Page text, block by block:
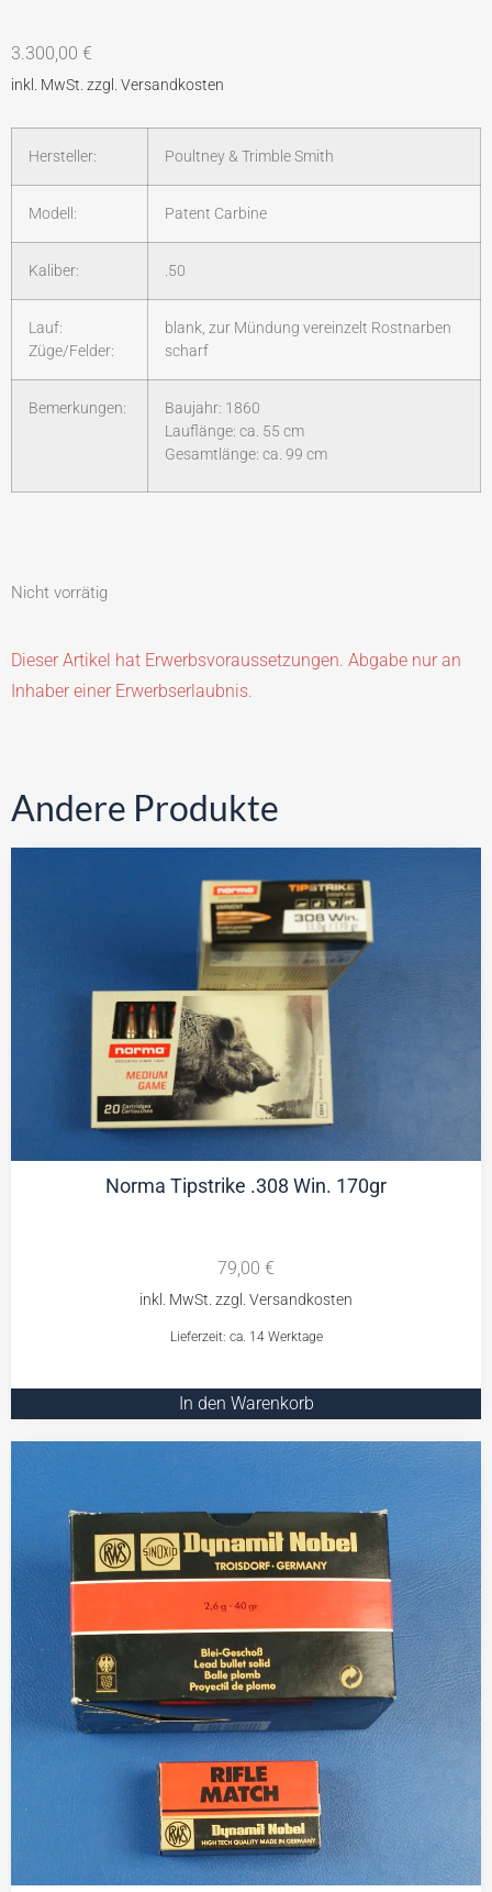
3.300,00 €
Hersteller: Poultney & Trimble Smith
Modell: Patent Carbine
Kaliber: .50
Lauf:
Züge/Felder:
blank, zur Mündung vereinzelt Rostnarben
scharf
Bemerkungen:
Baujahr: 1860
Lauflänge: ca. 55 cm
Gesamtlänge: ca. 99 cm
Nicht vorrätig
Dieser Artikel hat Erwerbsvoraussetzungen. Abgabe nur an
Inhaber einer Erwerbserlaubnis.
Andere Produkte
Norma Tipstrike .308 Win. 170gr
79,00 €
Lieferzeit: ca. 14 Werktage
In den Warenkorb